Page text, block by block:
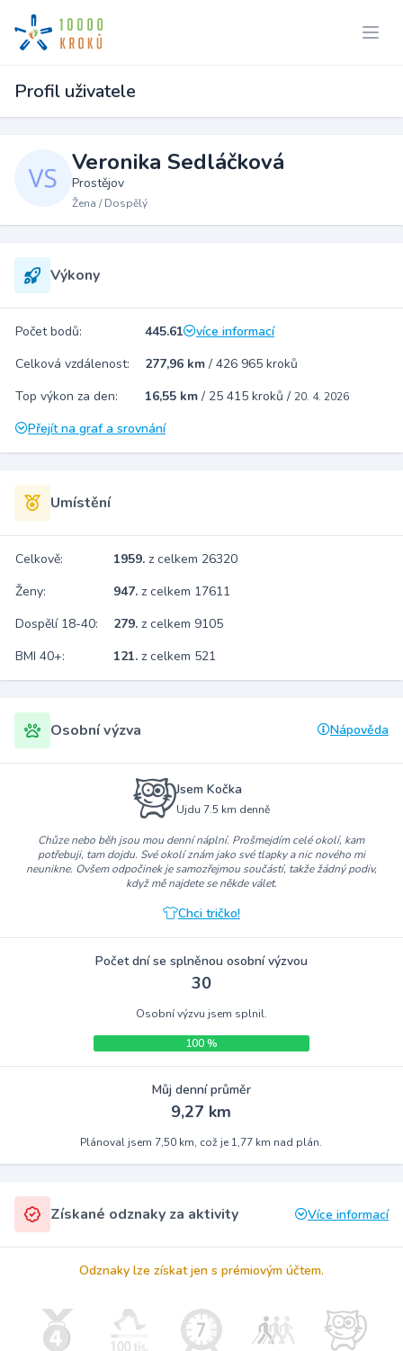
Profil uživatele
Veronika Sedláčková
Prostějov
Žena / Dospělý
Výkony
Počet bodů: 445.61
více informací
Celková vzdálenost:
277,96 km / 426 965 kroků
Top výkon za den:
16,55 km / 25 415 kroků / 20. 4. 2026
Přejít na graf a srovnání
Umístění
Celkově: 1959. z celkem 26320
Ženy:
947. z celkem 17611
Dospělí 18-40:
279. z celkem 9105
BMI 40+:
121. z celkem 521
Osobní výzva Nápověda
Jsem Kočka
Ujdu 7.5 km denně
Chůze nebo běh jsou mou denní náplní. Prošmejdím celé okolí, kam
potřebuji, tam dojdu. Své okolí znám jako své tlapky a nic nového mi
neunikne. Ovšem odpočinek je samozřejmou součástí, takže žádný podiv,
když mě najdete se někde válet.
Chci tričko!
Počet dní se splněnou osobní výzvou
30
Osobní výzvu jsem splnil.
100 %
Můj denní průměr
9,27 km
Plánoval jsem 7,50 km, což je 1,77 km nad plán.
Získané odznaky za aktivity Více informací
Odznaky lze získat jen s prémiovým účtem.